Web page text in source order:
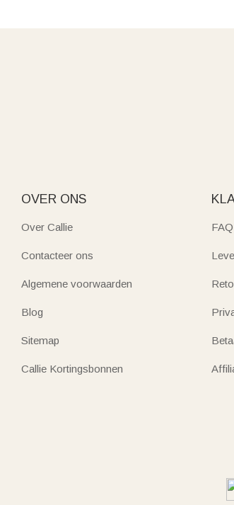
OVER ONS
Over Callie
Contacteer ons
Algemene voorwaarden
Blog
Sitemap
Callie Kortingsbonnen
FAQ